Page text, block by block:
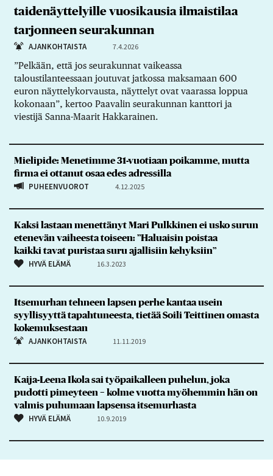
taidenäyttelyille vuosikausia ilmaistilaa
tarjonneen seurakunnan
AJANKOHTAISTA 7.4.2026
”Pelkään, että jos seurakunnat vaikeassa
taloustilanteessaan joutuvat jatkossa maksamaan 600
euron näyttelykorvausta, näyttelyt ovat vaarassa loppua
kokonaan”, kertoo Paavalin seurakunnan kanttori ja
viestijä Sanna-Maarit Hakkarainen.
Mielipide: Menetimme 31-vuotiaan poikamme, mutta
firma ei ottanut osaa edes adressilla
PUHEENVUOROT 4.12.2025
Kaksi lastaan menettänyt Mari Pulkkinen ei usko surun
etenevän vaiheesta toiseen: ”Haluaisin poistaa
kaikki tavat puristaa suru ajallisiin kehyksiin”
HYVÄ ELÄMÄ 16.3.2023
Itsemurhan tehneen lapsen perhe kantaa usein
syyllisyyttä tapahtuneesta, tietää Soili Teittinen omasta
kokemuksestaan
AJANKOHTAISTA 11.11.2019
Kaija-Leena Ikola sai työpaikalleen puhelun, joka
pudotti pimeyteen − kolme vuotta myöhemmin hän on
valmis puhumaan lapsensa itsemurhasta
HYVÄ ELÄMÄ 10.9.2019